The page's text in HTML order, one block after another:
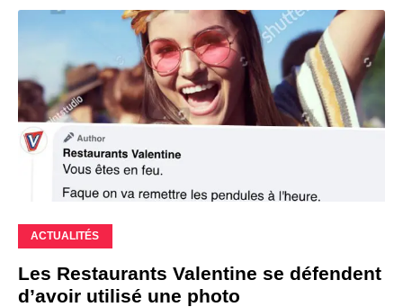
ACTUALITÉS
Les Restaurants Valentine se défendent
d’avoir utilisé une photo